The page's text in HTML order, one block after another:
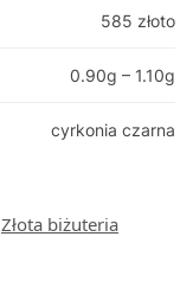
585 złoto
0.90g – 1.10g
cyrkonia czarna
Złota biżuteria